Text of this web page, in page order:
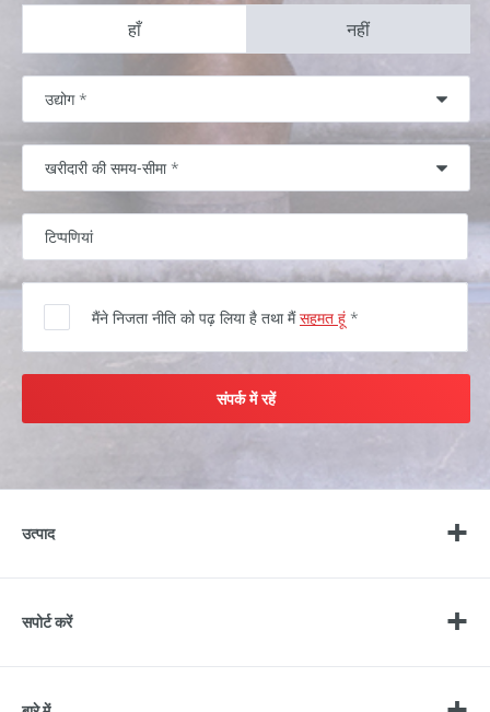
हाँ नहीं
मैंने निजता नीति को पढ़ लिया है तथा मैंसहमत हूं *
संपर्क में रहें
उत्पाद
सपोर्ट करें